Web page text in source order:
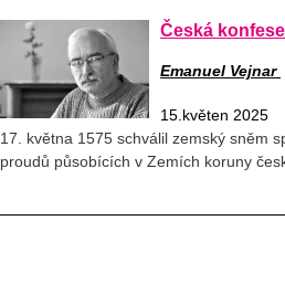
Česká
Emanuel Vejnar
15.květen 2025
17. května 1575 schválil zemský sněm
proudů působících v Zemích koruny